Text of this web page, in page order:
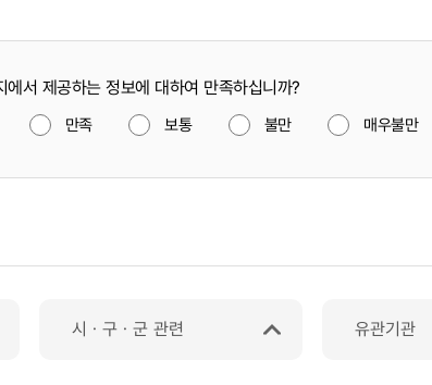
에서 제공하는 정보에 대하여 만족하십니까?
만족 보통 불만 매우불만
시ㆍ구ㆍ군 관련 유관기관